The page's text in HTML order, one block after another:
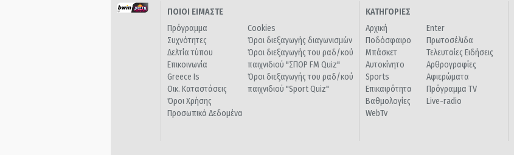
ΠΟΙΟΙ ΕΙΜΑΣΤΕ
Πρόγραμμα
Συχνότητες
Δελτία τύπου
Επικοινωνία
Greece Is
Οικ. Καταστάσεις
Όροι Χρήσης
Προσωπικά Δεδομένα
Cookies
Όροι διεξαγωγής διαγωνισμών
Όροι διεξαγωγής του ραδ/κού
παιχνιδιού "ΣΠΟΡ FM Quiz"
Όροι διεξαγωγής του ραδ/κού
παιχνιδιού "Sport Quiz"
ΚΑΤΗΓΟΡΙΕΣ
Αρχική
Ποδόσφαιρο
Μπάσκετ
Αυτοκίνητο
Sports
Επικαιρότητα
Βαθμολογίες
WebTv
Enter
Πρωτοσέλιδα
Τελευταίες Ειδήσεις
Αρθρογραφίες
Αφιερώματα
Πρόγραμμα TV
Live-radio